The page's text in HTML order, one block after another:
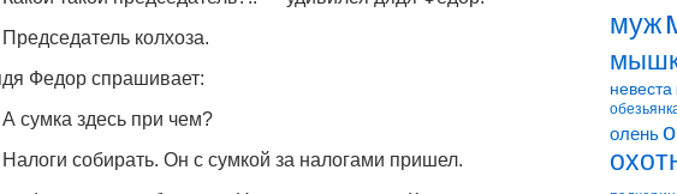
колхоза.
Федор спрашивает:
сумка здесь при чем?
собирать. Он с сумкой за налогами пришел.
муж
невеста
олень